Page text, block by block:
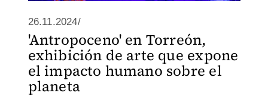
26.11.2024/
'Antropoceno' en Torreón,
exhibición de arte que expone
el impacto humano sobre el
planeta